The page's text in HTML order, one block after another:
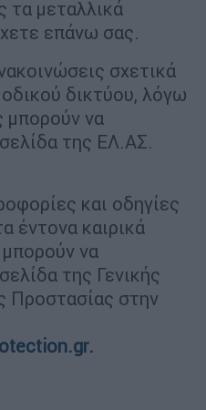
τα μεταλλικά
επάνω σας.
σχετικά
δικτύου, λόγω
μπορούν να
της ΕΛ.ΑΣ.
και οδηγίες
έντονα καιρικά
μπορούν να
της Γενικής
Προστασίας στην